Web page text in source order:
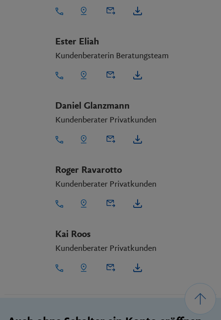
Ester Eliah
Kundenberaterin Beratungsteam
Daniel Glanzmann
Kundenberater Privatkunden
Roger Ravarotto
Kundenberater Privatkunden
Kai Roos
Kundenberater Privatkunden